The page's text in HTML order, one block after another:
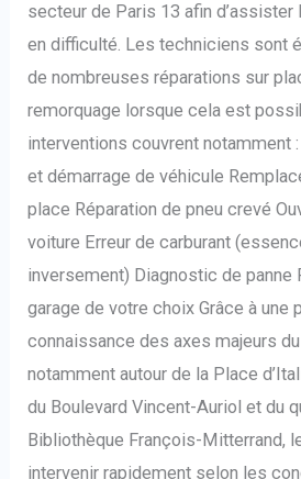
secteur de Paris 13 afin
en difficulté. Les techniciens sont
de nombreuses réparations sur
remorquage lorsque cela est
interventions couvrent notamment
et démarrage de véhicule
place Réparation de pneu crevé
voiture Erreur de carburant
inversement) Diagnostic de panne
garage de votre choix Grâce à une
connaissance des axes majeurs
notamment autour de la Place
du Boulevard Vincent-Auriol et du
Bibliothèque François-Mitterrand,
intervenir rapidement selon les